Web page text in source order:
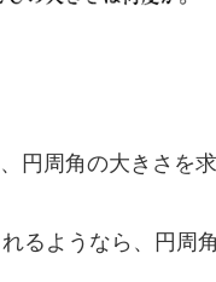
円周角の大きさを求
るようなら、円周